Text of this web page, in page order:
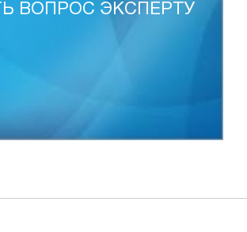
ВОПРОС ЭКСПЕРТУ